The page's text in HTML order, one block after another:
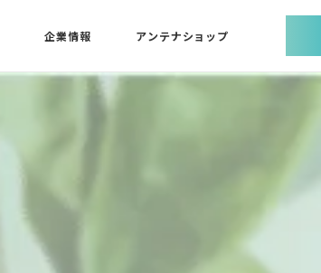
企業情報 アンテナショップ